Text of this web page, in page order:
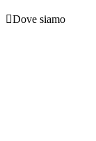
Dove siamo